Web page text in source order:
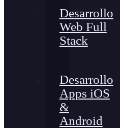
Desarrollo
Web Full
Stack
Desarrollo
Apps iOS
&
Android